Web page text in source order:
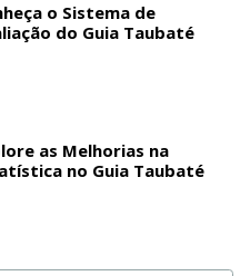
o Sistema de
do Guia Taubaté
as Melhorias na
no Guia Taubaté